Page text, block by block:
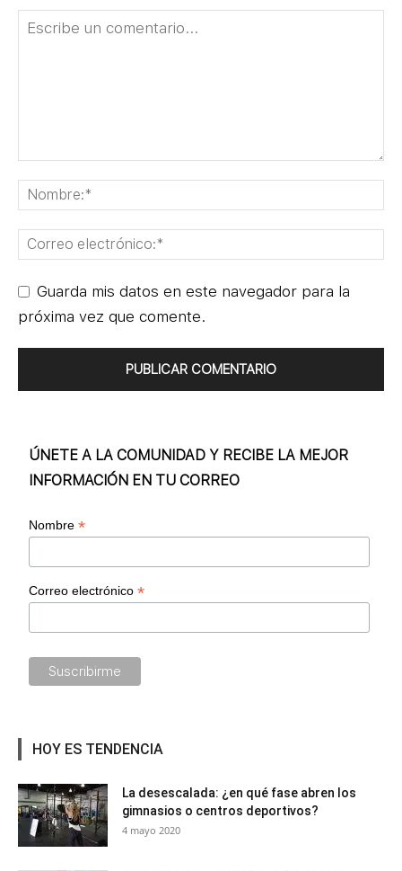
Guarda mis datos en este navegador para la
próxima vez que comente.
ÚNETE A LA COMUNIDAD Y RECIBE LA MEJOR
INFORMACIÓN EN TU CORREO
Nombre*
Correo electrónico*
HOY ES TENDENCIA
La desescalada: ¿en qué fase abren los
gimnasios o centros deportivos?
4 mayo 2020